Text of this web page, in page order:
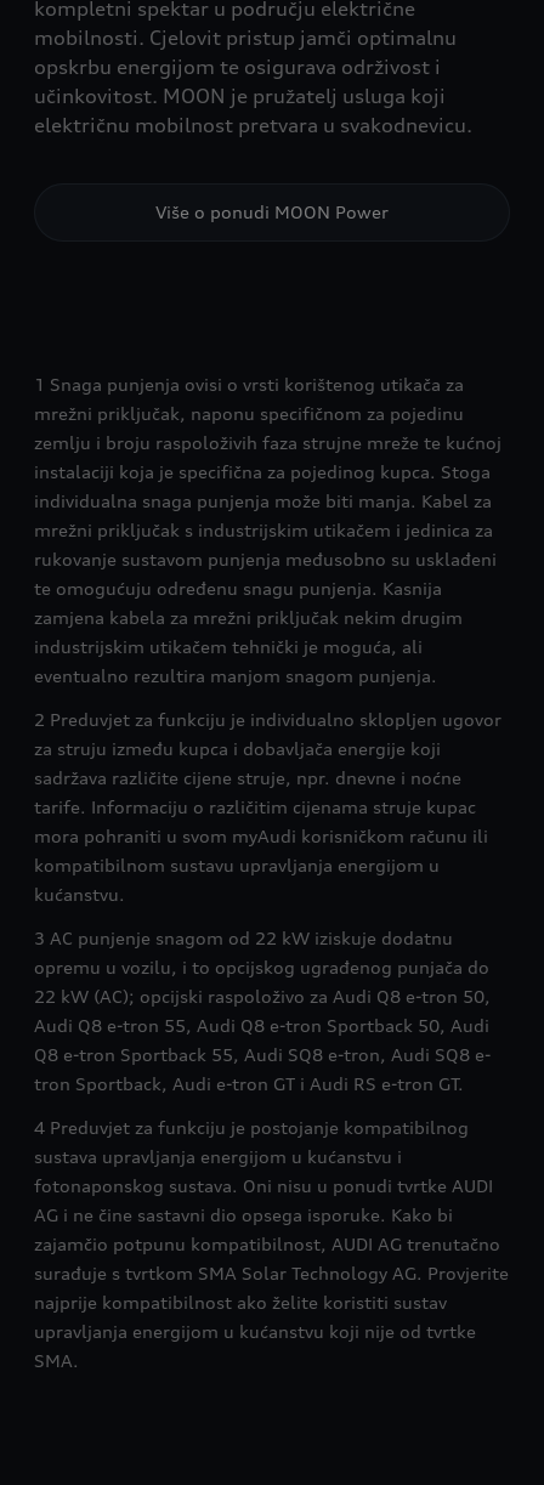
kompletni spektar u području električne
mobilnosti. Cjelovit pristup jamči optimalnu
opskrbu energijom te osigurava održivost i
učinkovitost. MOON je pružatelj usluga koji
električnu mobilnost pretvara u svakodnevicu.
Više o ponudi MOON Power
1 Snaga punjenja ovisi o vrsti korištenog utikača za
mrežni priključak, naponu specifičnom za pojedinu
zemlju i broju raspoloživih faza strujne mreže te kućnoj
instalaciji koja je specifična za pojedinog kupca. Stoga
individualna snaga punjenja može biti manja. Kabel za
mrežni priključak s industrijskim utikačem i jedinica za
rukovanje sustavom punjenja međusobno su usklađeni
te omogućuju određenu snagu punjenja. Kasnija
zamjena kabela za mrežni priključak nekim drugim
industrijskim utikačem tehnički je moguća, ali
eventualno rezultira manjom snagom punjenja.
2 Preduvjet za funkciju je individualno sklopljen ugovor
za struju između kupca i dobavljača energije koji
sadržava različite cijene struje, npr. dnevne i noćne
tarife. Informaciju o različitim cijenama struje kupac
mora pohraniti u svom myAudi korisničkom računu ili
kompatibilnom sustavu upravljanja energijom u
kućanstvu.
3 AC punjenje snagom od 22 kW iziskuje dodatnu
opremu u vozilu, i to opcijskog ugrađenog punjača do
22 kW (AC); opcijski raspoloživo za Audi Q8 e-tron 50,
Audi Q8 e-tron 55, Audi Q8 e-tron Sportback 50, Audi
Q8 e-tron Sportback 55, Audi SQ8 e-tron, Audi SQ8 e-
tron Sportback, Audi e-tron GT i Audi RS e-tron GT.
4 Preduvjet za funkciju je postojanje kompatibilnog
sustava upravljanja energijom u kućanstvu i
fotonaponskog sustava. Oni nisu u ponudi tvrtke AUDI
AG i ne čine sastavni dio opsega isporuke. Kako bi
zajamčio potpunu kompatibilnost, AUDI AG trenutačno
surađuje s tvrtkom SMA Solar Technology AG. Provjerite
najprije kompatibilnost ako želite koristiti sustav
upravljanja energijom u kućanstvu koji nije od tvrtke
SMA.